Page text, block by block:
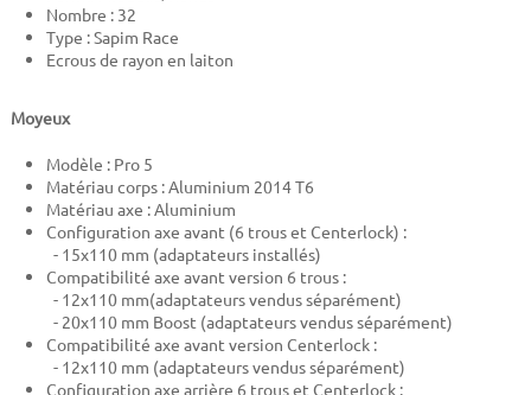
Nombre : 32
Type : Sapim Race
Ecrous de rayon en laiton
Moyeux
Modèle : Pro 5
Matériau corps : Aluminium 2014 T6
Matériau axe : Aluminium
Configuration axe avant (6 trous et Centerlock) :
- 15x110 mm (adaptateurs installés)
Compatibilité axe avant version 6 trous :
- 12x110 mm(adaptateurs vendus séparément)
- 20x110 mm Boost (adaptateurs vendus séparément)
Compatibilité axe avant version Centerlock :
- 12x110 mm (adaptateurs vendus séparément)
Configuration axe arrière 6 trous et Centerlock :